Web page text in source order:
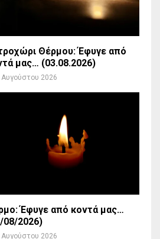
Θέρμου: Έφυγε από
μας… (03.08.2026)
Αυγούστου 2026
Έφυγε από κοντά μας…
08/2026)
Αυγούστου 2026